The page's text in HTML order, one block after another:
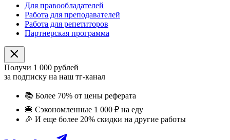
Для правообладателей
Работа для преподавателей
Работа для репетиторов
Партнерская программа
Получи 1 000 рублей
за подписку на наш тг-канал
📚 Более 70% от цены реферата
🍔 Сэкономленные 1 000 ₽ на еду
🎉 И еще более 20% скидки на другие работы